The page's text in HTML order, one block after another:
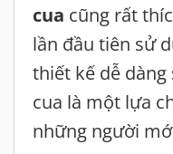
cua cũng rất
lần đầu tiên sử
thiết kế dễ
cua là một lựa
những người